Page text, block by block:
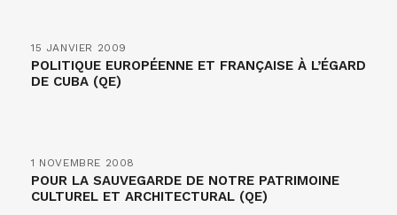
15 JANVIER 2009
POLITIQUE EUROPÉENNE ET FRANÇAISE À L’ÉGARD
DE CUBA (QE)
1 NOVEMBRE 2008
POUR LA SAUVEGARDE DE NOTRE PATRIMOINE
CULTUREL ET ARCHITECTURAL (QE)